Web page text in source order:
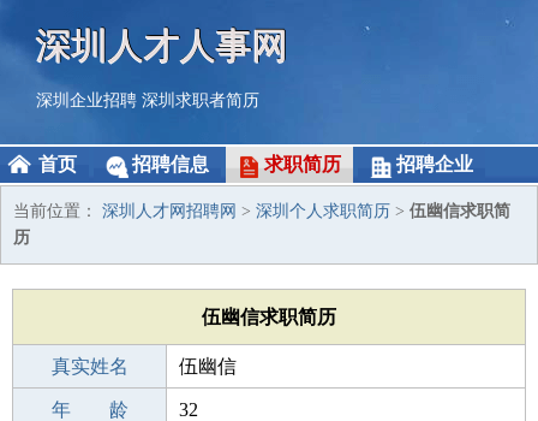
深圳人才人事网
深圳企业招聘 深圳求职者简历
首页 招聘信息 求职简历 招聘企业
当前位置： 深圳人才网招聘网 > 深圳个人求职简历 > 伍幽信求职简
历
伍幽信求职简历
真实姓名 伍幽信
性 别 男
年 龄 32